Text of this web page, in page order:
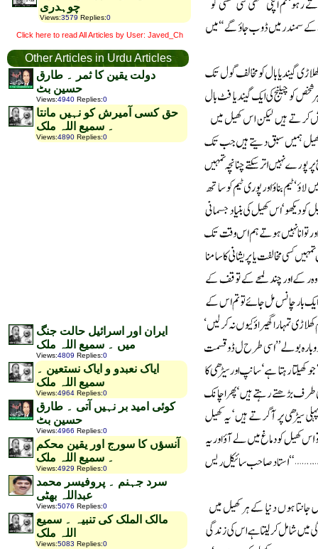
چوہدری
Views:3579 Replies:0
Click here to read All Articles by User: Javed_Ch
Other Articles in Urdu Articles
دولت یقین کا ثمر ۔ طارق
حسین بٹ
Views:4940 Replies:0
حق کسی آمیرش کو نہیں مانتا
۔ سمیع اللہ ملک
Views:4890 Replies:0
ایران اور اسرائیل حالت جنگ
میں ۔ سمیع اللہ ملک
Views:4809 Replies:0
ایاک نعبدو و ایاک نستعین ۔
سمیع اللہ ملک
Views:4964 Replies:0
کوئی امید بر نہیں آتی ۔ طارق
حسین بٹ
Views:4966 Replies:0
آنسؤں کا سورج اور یقین محکم
۔ سمیع اللہ ملک
Views:4929 Replies:0
سرد جہنم ۔ پروفیسر محمد
عبداللہ بھٹی
Views:5076 Replies:0
مالک الملک کی تنبیہ ۔ سمیع
اللہ ملک
Views:5083 Replies:0